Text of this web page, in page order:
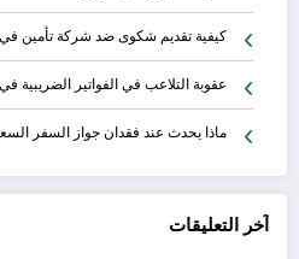
كيفية تقديم شكوى ضد شركة تأمين في
عقوبة التلاعب في الفواتير الضريبية
ماذا يحدث عند فقدان جواز السفر
آخر التعليقات